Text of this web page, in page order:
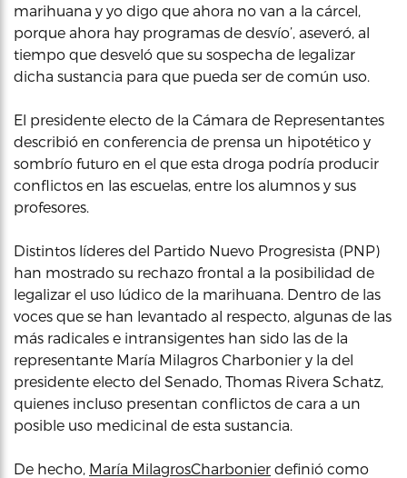
marihuana y yo digo que ahora no van a la cárcel,
porque ahora hay programas de desvío’, aseveró, al
tiempo que desveló que su sospecha de legalizar
dicha sustancia para que pueda ser de común uso.
El presidente electo de la Cámara de Representantes
describió en conferencia de prensa un hipotético y
sombrío futuro en el que esta droga podría producir
conflictos en las escuelas, entre los alumnos y sus
profesores.
Distintos líderes del Partido Nuevo Progresista (PNP)
han mostrado su rechazo frontal a la posibilidad de
legalizar el uso lúdico de la marihuana. Dentro de las
voces que se han levantado al respecto, algunas de las
más radicales e intransigentes han sido las de la
representante María Milagros Charbonier y la del
presidente electo del Senado, Thomas Rivera Schatz,
quienes incluso presentan conflictos de cara a un
posible uso medicinal de esta sustancia.
De hecho, María MilagrosCharbonier definió como